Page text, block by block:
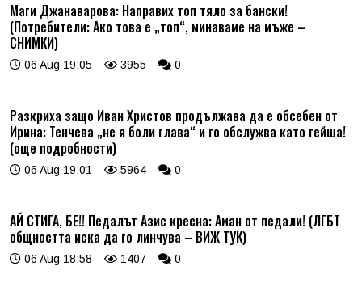
Маги Джанаварова: Направих топ тяло за бански!
(Потребители: Ако това е „топ“, минаваме на мъже –
СНИМКИ)
06 Aug 19:05 3955 0
Разкриха защо Иван Христов продължава да е обсебен от
Ирина: Тенчева „не я боли глава“ и го обслужва като гейша!
(още подробности)
06 Aug 19:01 5964 0
АЙ СТИГА, БЕ!! Педалът Азис кресна: Аман от педали! (ЛГБТ
общността иска да го линчува – ВИЖ ТУК)
06 Aug 18:58 1407 0